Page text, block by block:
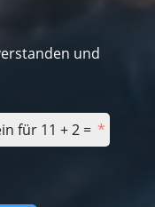
und
für 11 + 2 =